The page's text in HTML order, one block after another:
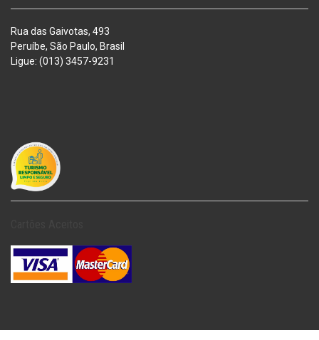
Rua das Gaivotas, 493
Peruíbe, São Paulo, Brasil
Ligue: (013) 3457-9231